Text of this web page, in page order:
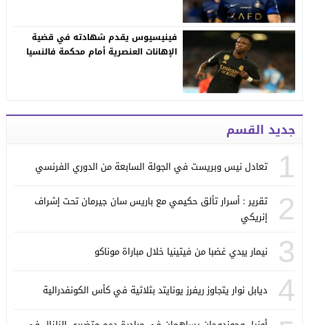
فينيسيوس يقدم شهادته في قضية
الإهانات العنصرية أمام محكمة فالنسيا
جديد القسم
1 تعادل نيس وبريست في الجولة السابعة من الدوري الفرنسي
2
تقرير : أسرار تألق حكيمي مع باريس سان جيرمان تحت إشراف
إنريكي
3 نيمار يبدي غضبا من فيتينيا خلال مباراة موناكو
4 ديابل نوار يتجاوز ريفرز يونايتد بثلاثية في كأس الكونفدرالية